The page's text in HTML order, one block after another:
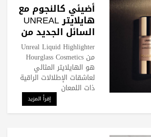
أضيئي كالنجوم مع
هايلايتر UNREAL
السائل الجديد من
Hourglass
Cosmetics
Unreal Liquid Highlighter
من Hourglass Cosmetics
هو الهايلايتر المثالي
لعاشقات الإطلالات الراقية
ذات اللمعان
إقرأ المزيد